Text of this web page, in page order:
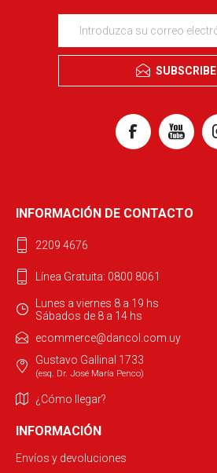
SUBSCRIBE
INFORMACIÓN DE CONTACTO
2209 4676
Línea Gratuita: 0800 8061
Lunes a viernes 8 a 19 hs
Sábados de 8 a 14 hs
ecommerce@dancol.com.uy
Gustavo Gallinal 1733
(esq. Dr. José María Penco)
¿Cómo llegar?
INFORMACIÓN
Envíos y devoluciones